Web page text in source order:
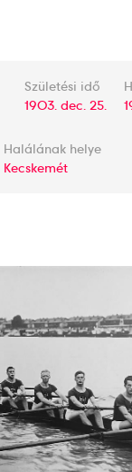
Születési idő
1903. dec. 25.
Halálának helye
Kecskemét